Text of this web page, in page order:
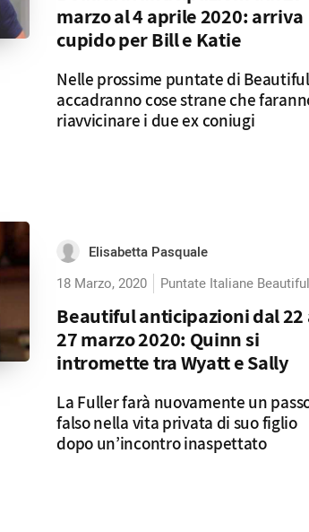
marzo al 4 aprile 2020: arriva
cupido per Bill e Katie
Nelle prossime puntate di Beautiful
accadranno cose strane che
riavvicinare i due ex coniugi
Elisabetta Pasquale
18 Marzo, 2020
Puntate Italiane Beautiful
Beautiful anticipazioni dal 22
27 marzo 2020: Quinn si
intromette tra Wyatt e Sally
La Fuller farà nuovamente un
falso nella vita privata di suo figlio
dopo un’incontro inaspettato